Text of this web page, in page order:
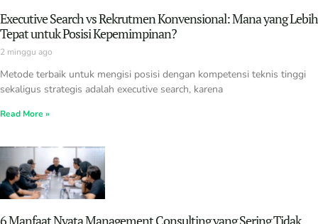
Executive Search vs Rekrutmen Konvensional: Mana yang Lebih
Tepat untuk Posisi Kepemimpinan?
2 minggu ago
Metode terbaik untuk mengisi posisi dengan kompetensi teknis tinggi
sekaligus strategis adalah executive search, karena
Read More »